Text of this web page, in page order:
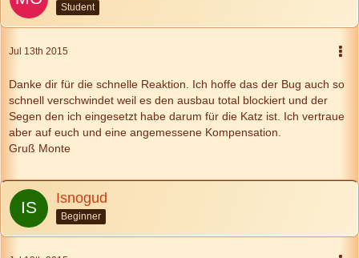
Student
Jul 13th 2015
Danke dir für die schnelle Reaktion. Ich hoffe das der Bug auch so
schnell verschwindet weil es den ausbau total blockiert und der
Segen den ich eingesetzt habe darum für die Katz ist. Ich vertraue
aber auf euch und eine angemessene Kompensation.
Gruß Monte
Isnogud
Beginner